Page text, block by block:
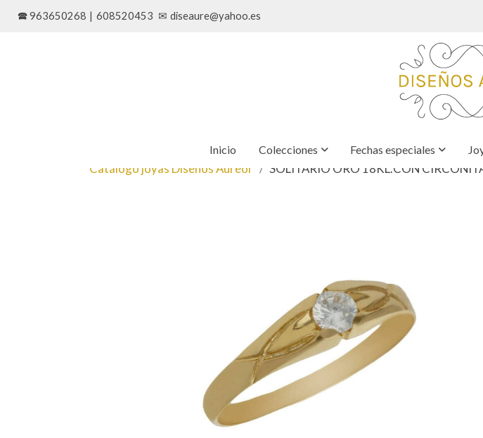
🕿 963650268 | 608520453 ✉ diseaure@yahoo.es
Inicio Colecciones Fechas especiales
Catálogo joyas Diseños Aureor SOLITARIO ORO 18KL.CON